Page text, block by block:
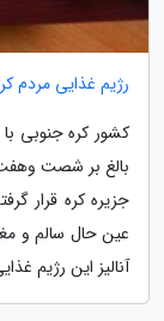
رژیم غذایی مردم
کشور کره جنوبی
بالغ بر شصت وهفت
جزیره کره قرار
عین حال سالم و
آنالیز این رژیم